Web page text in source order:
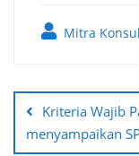
Mitra
navigation
Kriteria Wajib
menyampaikan